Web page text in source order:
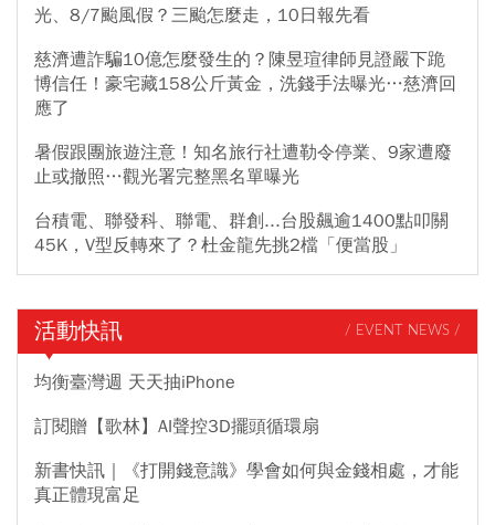
光、8/7颱風假？三颱怎麼走，10日報先看
慈濟遭詐騙10億怎麼發生的？陳昱瑄律師見證嚴下跪
博信任！豪宅藏158公斤黃金，洗錢手法曝光…慈濟回
應了
暑假跟團旅遊注意！知名旅行社遭勒令停業、9家遭廢
止或撤照…觀光署完整黑名單曝光
台積電、聯發科、聯電、群創...台股飆逾1400點叩關
45K，V型反轉來了？杜金龍先挑2檔「便當股」
活動快訊 / EVENT NEWS /
均衡臺灣週 天天抽iPhone
訂閱贈【歌林】AI聲控3D擺頭循環扇
新書快訊｜《打開錢意識》學會如何與金錢相處，才能
真正體現富足